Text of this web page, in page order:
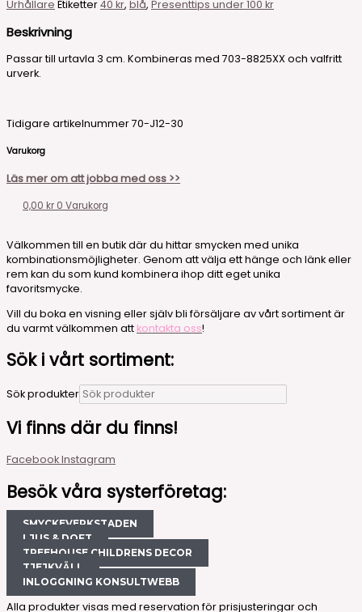
Urhållare Etiketter40 kr, blå, Presenttips under 100 kr
Beskrivning
Passar till urtavla 3 cm. Kombineras med 703-8825XX och valfritt
urverk.
Tidigare artikelnummer 70-J12-30
Varukorg
Läs mer om att jobba med oss >>
0,00 kr 0 Varukorg
Välkommen till en butik där du hittar smycken med unika
kombinationsmöjligheter. Genom att välja ett hänge och länk eller
rem kan du som kund kombinera ihop ditt eget unika
favoritsmycke.
Vill du boka en visning eller själv bli försäljare av vårt sortiment är
du varmt välkommen att kontakta oss!
Sök i vårt sortiment:
Sök produkter
Vi finns där du finns!
FacebookInstagram
Besök våra systerföretag:
SMYCKEVERKSTADEN
LJUS & DOFT
TREEHOUSE CHILDRENS DECOR
TJEJKVÄLL
INLOGGNING KONSULTWEBB
Alla produkter visas med reservation för prisjusteringar och